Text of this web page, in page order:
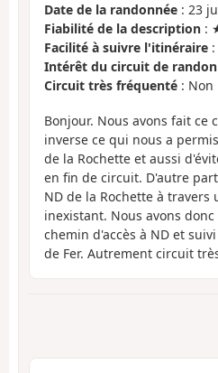
Date de la randonnée : 23
Fiabilité de la description :
Facilité à suivre l'itinéraire
Intérêt du circuit de
Circuit très fréquenté : Non
Bonjour. Nous avons fait ce
inverse ce qui nous a
de la Rochette et aussi
en fin de circuit. D'autre
ND de la Rochette à
inexistant. Nous avons
chemin d'accès à ND et
de Fer. Autrement circuit